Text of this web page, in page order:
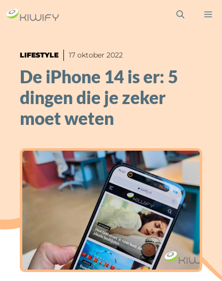
Ga
naar
inhoudLIFESTYLE 17 oktober 2022
De iPhone 14 is er: 5
dingen die je zeker
moet weten